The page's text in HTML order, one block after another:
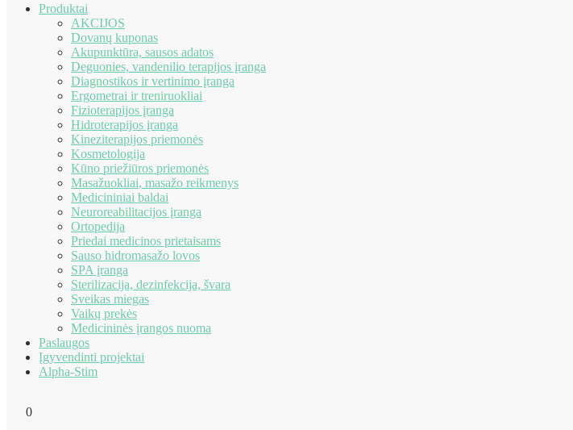
Produktai
AKCIJOS
Dovanų kuponas
Akupunktūra, sausos adatos
Deguonies, vandenilio terapijos įranga
Diagnostikos ir vertinimo įranga
Ergometrai ir treniruokliai
Fizioterapijos įranga
Hidroterapijos įranga
Kineziterapijos priemonės
Kosmetologija
Kūno priežiūros priemonės
Masažuokliai, masažo reikmenys
Medicininiai baldai
Neuroreabilitacijos įranga
Ortopedija
Priedai medicinos prietaisams
Sauso hidromasažo lovos
SPA įranga
Sterilizacija, dezinfekcija, švara
Sveikas miegas
Vaikų prekės
Medicininės įrangos nuoma
Paslaugos
Įgyvendinti projektai
Alpha-Stim
0